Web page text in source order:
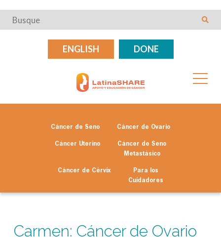
ENGLISH DONE
Cáncer de Seno Cáncer de Ovario
Cáncer Uterino
Cáncer de Seno
Metastásico
Cáncer de Cérvix
Para los
Cuidadores
Carmen: Cáncer de Ovario